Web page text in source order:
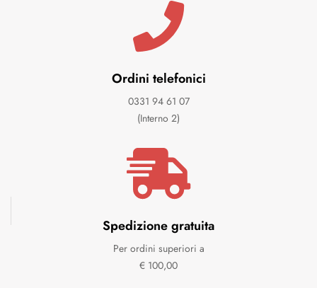
Ordini telefonici
0331 94 61 07
(Interno 2)
Spedizione gratuita
Per ordini superiori a
€ 100,00